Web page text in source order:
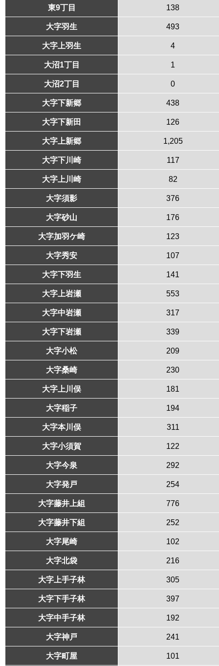
東9丁目 138
大字羽生 493
大字上羽生 4
大沼1丁目 1
大沼2丁目 0
大字下新郷 438
大字下新田 126
大字上新郷 1,205
大字下川崎 117
大字上川崎 82
大字須影 376
大字砂山 176
大字加羽ケ崎 123
大字秀安 107
大字下羽生 141
大字上岩瀬 553
大字中岩瀬 317
大字下岩瀬 339
大字小松 209
大字桑崎 230
大字上川俣 181
大字稲子 194
大字本川俣 311
大字小須賀 122
大字今泉 292
大字発戸 254
大字藤井上組 776
大字藤井下組 252
大字尾崎 102
大字北袋 216
大字上手子林 305
大字下手子林 397
大字中手子林 192
大字神戸 241
大字町屋 101